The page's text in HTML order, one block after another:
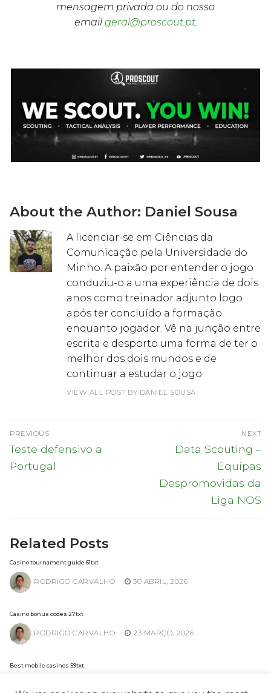
mensagem privada ou do nosso
email geral@proscout.pt.
About the Author: Daniel Sousa
A licenciar-se em Ciências da
Comunicação pela Universidade do
Minho. A paixão por entender o jogo
conduziu-o a uma experiência de dois
anos como treinador adjunto logo
após ter concluído a formação
enquanto jogador. Vê na junção entre
escrita e desporto uma forma de ter o
melhor dos dois mundos e de
continuar a estudar o jogo.
VIEW ALL POST BY DANIEL SOUSA
Navegação
de
artigos
PREVIOUS
Previous
post:
Teste defensivo a
Portugal
NEXT
Next
Data Scouting –
Equipas
Despromovidas da
Liga NOS
Related Posts
Casino tournament guide 61txt
RODRIGO CARVALHO 30 ABRIL, 2026
Casino bonus codes 27txt
RODRIGO CARVALHO 23 MARÇO, 2026
Best mobile casinos 59txt